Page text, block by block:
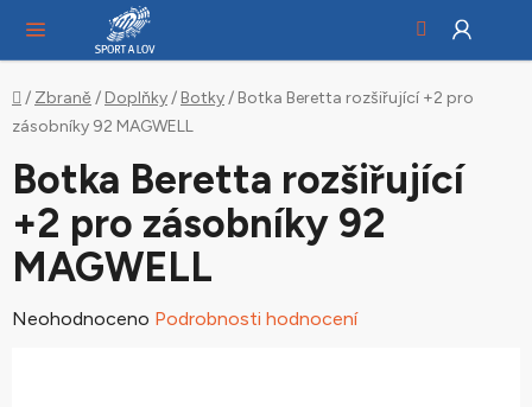
obsah
Domů
/ Zbraně / Doplňky/ Botky/ Botka Beretta rozšiřující +2 pro
zásobníky 92 MAGWELL
Botka Beretta rozšiřující
+2 pro zásobníky 92
MAGWELL
Průměrné
Neohodnoceno Podrobnosti hodnocení